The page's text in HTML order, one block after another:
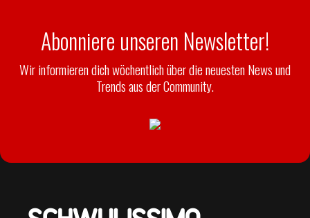
Abonniere unseren Newsletter!
Wir informieren dich wöchentlich über die neuesten News und
Trends aus der Community.